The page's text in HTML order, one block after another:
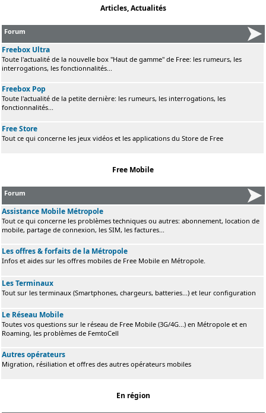
Articles, Actualités
Forum
Freebox Ultra
Toute l'actualité de la nouvelle box "Haut de gamme" de Free: les rumeurs, les
interrogations, les fonctionnalités...
Freebox Pop
Toute l'actualité de la petite dernière: les rumeurs, les interrogations, les
fonctionnalités...
Free Store
Tout ce qui concerne les jeux vidéos et les applications du Store de Free
Free Mobile
Forum
Assistance Mobile Métropole
Tout ce qui concerne les problèmes techniques ou autres: abonnement, location de
mobile, partage de connexion, les SIM, les factures...
Les offres & forfaits de la Métropole
Infos et aides sur les offres mobiles de Free Mobile en Métropole.
Les Terminaux
Tout sur les terminaux (Smartphones, chargeurs, batteries...) et leur configuration
Le Réseau Mobile
Toutes vos questions sur le réseau de Free Mobile (3G/4G...) en Métropole et en
Roaming, les problèmes de FemtoCell
Autres opérateurs
Migration, résiliation et offres des autres opérateurs mobiles
En région